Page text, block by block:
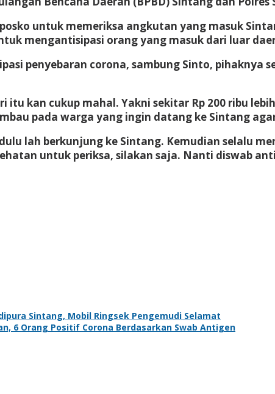
untuk memeriksa angkutan yang masuk
mengantisipasi orang yang masuk dari luar
penyebaran corona, sambung Sinto, pihaknya
kan cukup mahal. Yakni sekitar Rp 200 ribu
pada warga yang ingin datang ke Sintang
lah berkunjung ke Sintang. Kemudian selalu
untuk periksa, silakan saja. Nanti diswab
Sintang, Mobil Ringsek Pengemudi Selamat
6 Orang Positif Corona Berdasarkan Swab Antigen